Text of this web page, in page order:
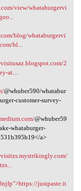
view/whataburgervi
blog/whataburgervi
bl...
2
at....
@whuber590/whatabur
customer-survey-
@whuber59
whataburger-
a>
justpaste.it